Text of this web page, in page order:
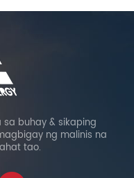
buhay & sikaping
ng malinis na
tao.